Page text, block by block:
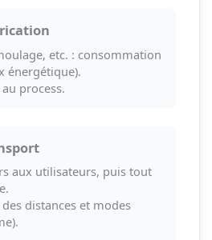
etc. : consommation
énergétique).
process.
aux utilisateurs, puis tout
distances et modes